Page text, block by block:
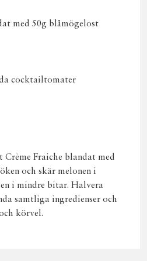
med 50g blåmögelost
cocktailtomater
Fraiche blandat med
och skär melonen i
i mindre bitar. Halvera
samtliga ingredienser och
körvel.